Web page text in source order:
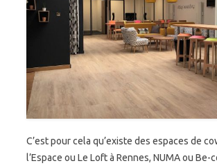
C’est pour cela qu’existe des espaces de
l’Espace ou Le Loft à Rennes, NUMA ou Be-